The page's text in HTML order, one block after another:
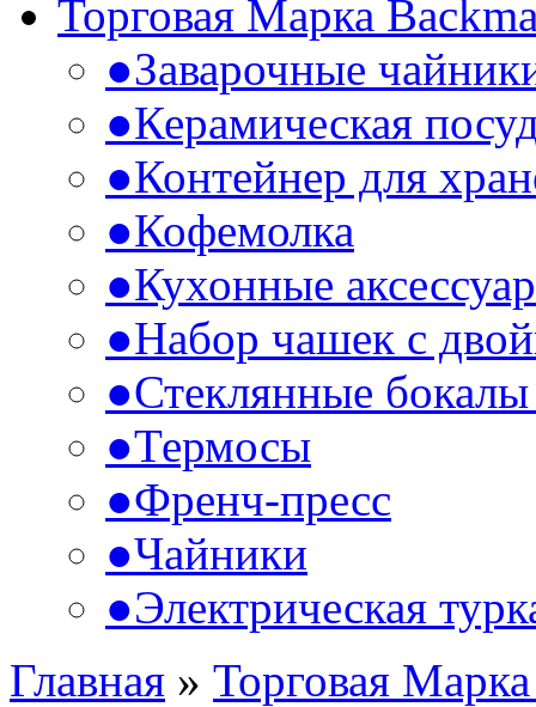
Торговая Марка
●Заварочные
●Керамическая
●Контейнер для
●Кофемолка
●Кухонные
●Набор чашек с
●Стеклянные
●Термосы
●Френч-пресс
●Чайники
●Электрическая
Главная » Торговая